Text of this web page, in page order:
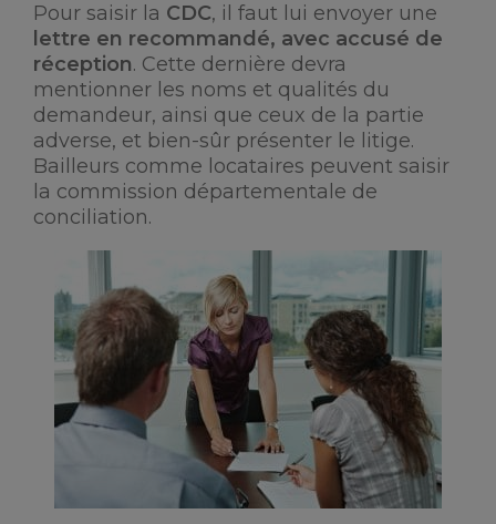
Pour saisir la CDC, il faut lui envoyer une
lettre en recommandé, avec accusé de
réception. Cette dernière devra
mentionner les noms et qualités du
demandeur, ainsi que ceux de la partie
adverse, et bien-sûr présenter le litige.
Bailleurs comme locataires peuvent saisir
la commission départementale de
conciliation.